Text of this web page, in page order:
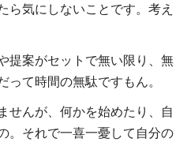
ら気にしないことです。考え
提案がセットで無い限り、無
って時間の無駄ですもん。
せんが、何かを始めたり、自
。それで一喜一憂して自分の